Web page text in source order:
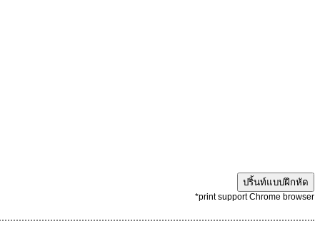
ปริ้นท์แบบฝึกหัด
*print support Chrome browser